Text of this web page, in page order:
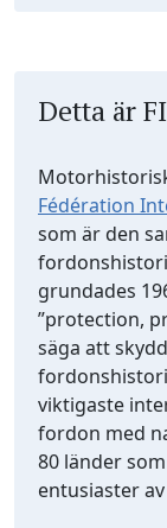
Detta är
Fédération
som är den
grundades
”protection,
säga att
viktigaste
fordon med
80 länder
entusiaster